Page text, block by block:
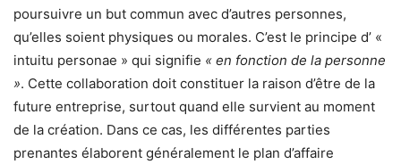
poursuivre un but commun avec d’autres personnes,
qu’elles soient physiques ou morales. C’est le principe d’ «
intuitu personae » qui signifie « en fonction de la personne
». Cette collaboration doit constituer la raison d’être de la
future entreprise, surtout quand elle survient au moment
de la création. Dans ce cas, les différentes parties
prenantes élaborent généralement le plan d’affaire